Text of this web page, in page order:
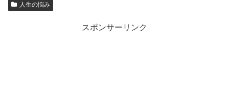
人生の悩み
スポンサーリンク